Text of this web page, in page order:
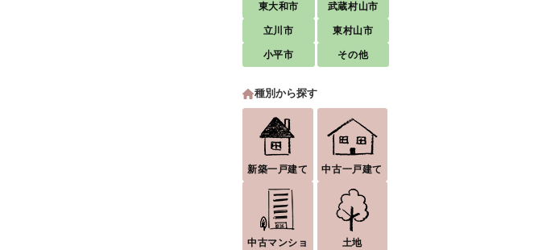
東大和市 武蔵村山市
立川市 東村山市
小平市 その他
種別から探す
新築一戸建て 中古一戸建て
中古マンショ
土地